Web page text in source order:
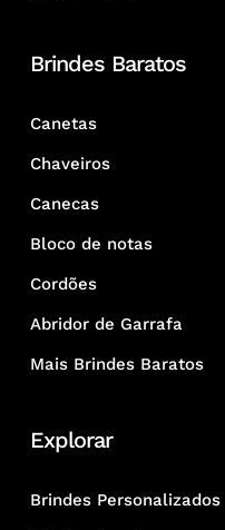
Brindes Baratos
Canetas
Chaveiros
Canecas
Bloco de notas
Cordões
Abridor de Garrafa
Mais Brindes Baratos
Explorar
Brindes Personalizados